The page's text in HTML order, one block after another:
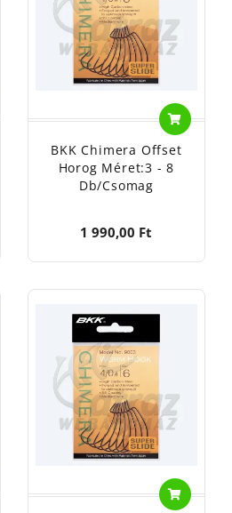
BKK Chimera Offset
Horog Méret:3 - 8
Db/csomag
1 990,00 Ft